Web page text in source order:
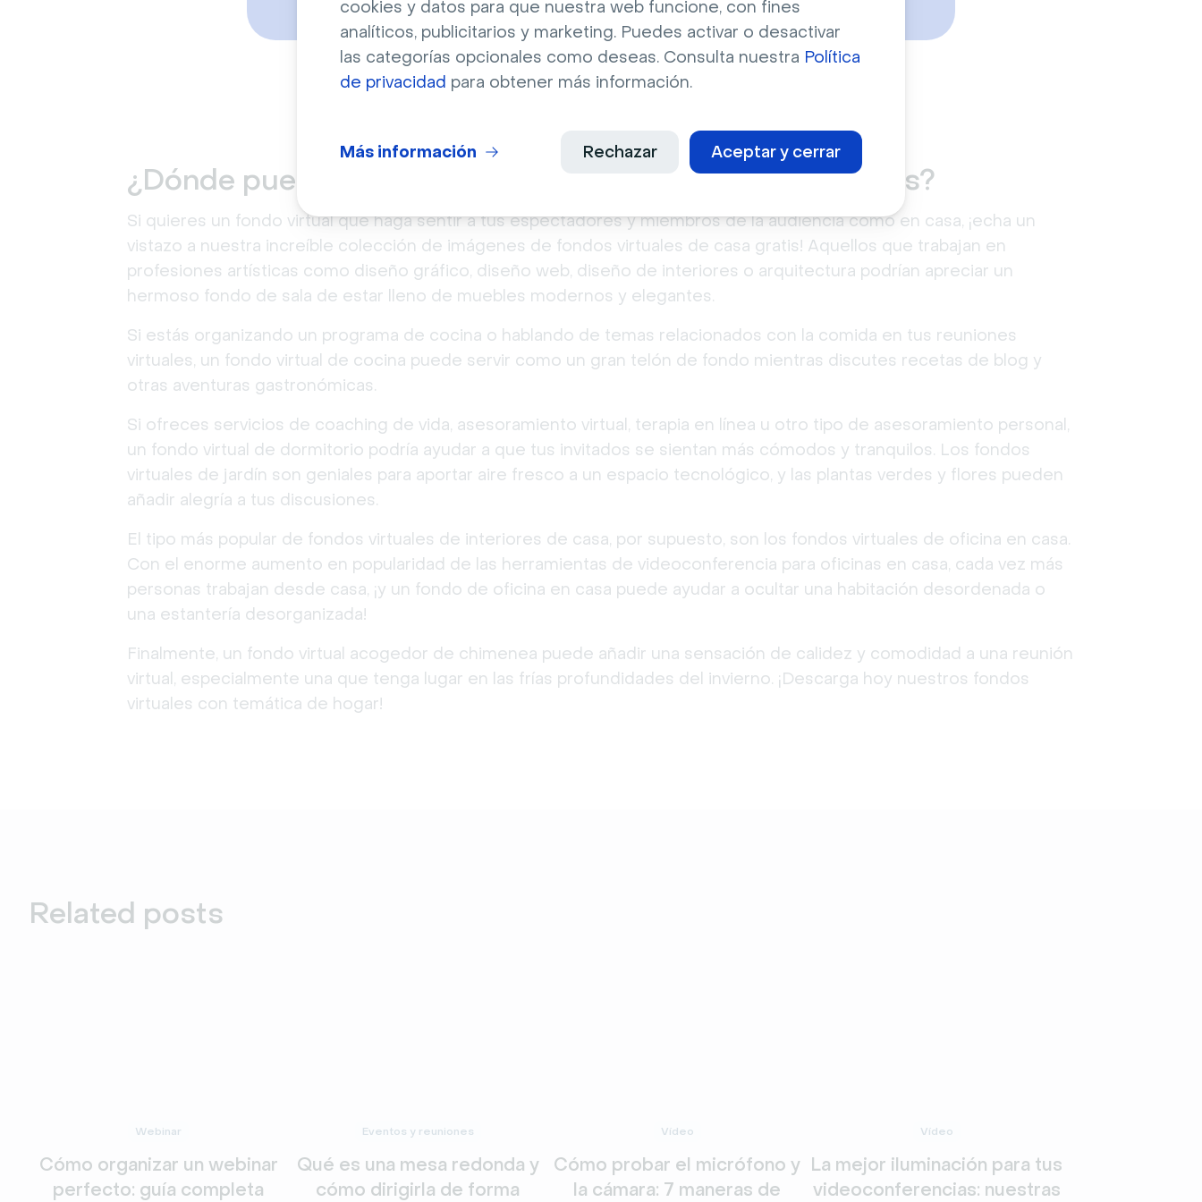
cookies y datos para que nuestra web funcione, con fines
analíticos, publicitarios y marketing. Puedes activar o desactivar
las categorías opcionales como deseas. Consulta nuestra Política
de privacidad para obtener más información.
Aceptar y cerrar
Rechazar
Más información
¿Dónde puedo descargar fondos virtuales de casa gratis?
Si quieres un fondo virtual que haga sentir a tus espectadores y miembros de la audiencia como en casa, ¡echa un
vistazo a nuestra increíble colección de imágenes de fondos virtuales de casa gratis! Aquellos que trabajan en
profesiones artísticas como diseño gráfico, diseño web, diseño de interiores o arquitectura podrían apreciar un
hermoso fondo de sala de estar lleno de muebles modernos y elegantes.
Si estás organizando un programa de cocina o hablando de temas relacionados con la comida en tus reuniones
virtuales, un fondo virtual de cocina puede servir como un gran telón de fondo mientras discutes recetas de blog y
otras aventuras gastronómicas.
Si ofreces servicios de coaching de vida, asesoramiento virtual, terapia en línea u otro tipo de asesoramiento personal,
un fondo virtual de dormitorio podría ayudar a que tus invitados se sientan más cómodos y tranquilos. Los fondos
virtuales de jardín son geniales para aportar aire fresco a un espacio tecnológico, y las plantas verdes y flores pueden
añadir alegría a tus discusiones.
El tipo más popular de fondos virtuales de interiores de casa, por supuesto, son los fondos virtuales de oficina en casa.
Con el enorme aumento en popularidad de las herramientas de videoconferencia para oficinas en casa, cada vez más
personas trabajan desde casa, ¡y un fondo de oficina en casa puede ayudar a ocultar una habitación desordenada o
una estantería desorganizada!
Finalmente, un fondo virtual acogedor de chimenea puede añadir una sensación de calidez y comodidad a una reunión
virtual, especialmente una que tenga lugar en las frías profundidades del invierno. ¡Descarga hoy nuestros fondos
virtuales con temática de hogar!
Related posts
Webinar
Cómo organizar un webinar
perfecto: guía completa
Eventos y reuniones
Qué es una mesa redonda y
cómo dirigirla de forma
Vídeo
Cómo probar el micrófono y
la cámara: 7 maneras de
Vídeo
La mejor iluminación para tus
videoconferencias: nuestras